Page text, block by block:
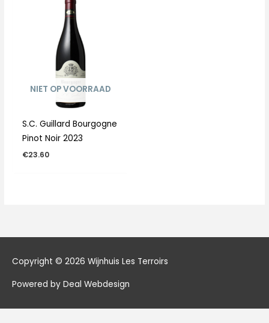
NIET OP VOORRAAD
S.C. Guillard Bourgogne
Pinot Noir 2023
€23.60
Copyright © 2026 Wijnhuis Les Terroirs
Powered by Deal Webdesign